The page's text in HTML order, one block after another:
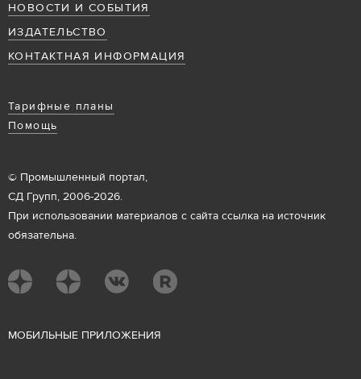
НОВОСТИ И СОБЫТИЯ
ИЗДАТЕЛЬСТВО
КОНТАКТНАЯ ИНФОРМАЦИЯ
Тарифные планы
Помощь
© Промышленный портал,
СД Групп, 2006-2026.
При использовании материалов с сайта ссылка на источник
обязательна.
МОБИЛЬНЫЕ ПРИЛОЖЕНИЯ